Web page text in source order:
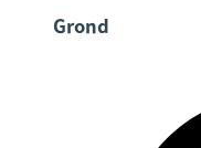
Grond